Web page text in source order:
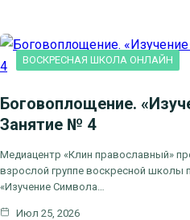
ВОСКРЕСНАЯ ШКОЛА ОНЛАЙН
Боговоплощение.
Занятие № 4
Медиацентр «Клин православный»
взрослой группе воскресной школы
«Изучение Символа…
Июл 25, 2026